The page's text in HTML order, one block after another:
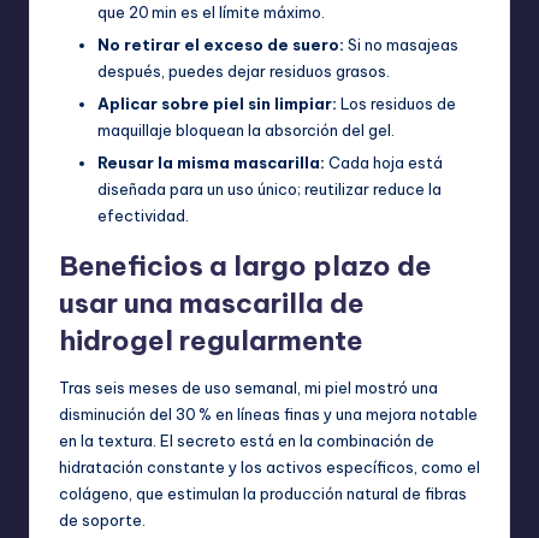
que 20 min es el límite máximo.
No retirar el exceso de suero: Si no masajeas
después, puedes dejar residuos grasos.
Aplicar sobre piel sin limpiar: Los residuos de
maquillaje bloquean la absorción del gel.
Reusar la misma mascarilla: Cada hoja está
diseñada para un uso único; reutilizar reduce la
efectividad.
Beneficios a largo plazo de
usar una mascarilla de
hidrogel regularmente
Tras seis meses de uso semanal, mi piel mostró una
disminución del 30 % en líneas finas y una mejora notable
en la textura. El secreto está en la combinación de
hidratación constante y los activos específicos, como el
colágeno, que estimulan la producción natural de fibras
de soporte.